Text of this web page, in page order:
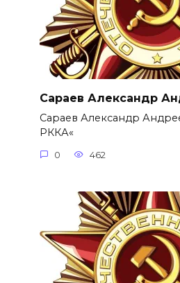
Сараев Александр
Сараев Александр
РККА«
0 462